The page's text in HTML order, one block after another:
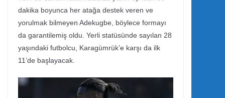
dakika boyunca her atağa destek veren ve
yorulmak bilmeyen Adekugbe, böylece formayı
da garantilemiş oldu. Yerli statüsünde sayılan 28
yaşındaki futbolcu, Karagümrük’e karşı da ilk
11’de başlayacak.